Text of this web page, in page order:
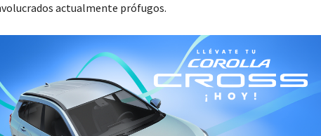
actualmente prófugos.